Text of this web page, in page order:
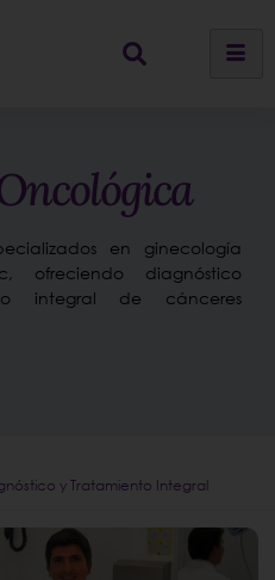
en ginecología
ofreciendo diagnóstico
integral de cánceres
y Tratamiento Integral